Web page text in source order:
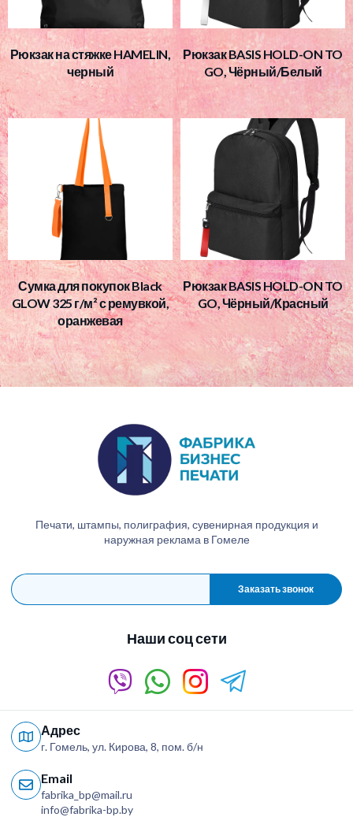
Рюкзак на стяжке HAMELIN,
черный
Рюкзак BASIS HOLD-ON TO
GO, Чёрный/Белый
Сумка для покупок Black
GLOW 325 г/м² с ремувкой,
оранжевая
Рюкзак BASIS HOLD-ON TO
GO, Чёрный/Красный
Печати, штампы, полиграфия, сувенирная продукция и
наружная реклама в Гомеле
Заказать звонок
Наши соц сети
Адрес
г. Гомель, ул. Кирова, 8, пом. б/н
Email
fabrika_bp@mail.ru
info@fabrika-bp.by